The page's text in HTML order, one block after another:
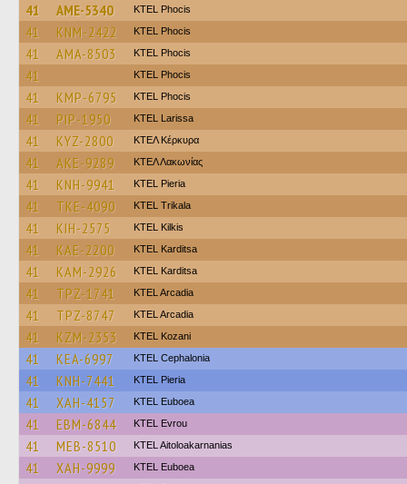
41 AME-5340 ΚΤΕL Phocis
41 KNM-2422 ΚΤΕL Phocis
41 AMA-8503 ΚΤΕL Phocis
41 ΚΤΕL Phocis
41 KMP-6795 ΚΤΕL Phocis
41 PIP-1950 KTEL Larissa
41 KYZ-2800 ΚΤΕΛ Κέρκυρα
41 AKE-9289 ΚΤΕΛ Λακωνίας
41 KNH-9941 KTEL Pieria
41 TKE-4090 ΚΤΕL Τrikala
41 KIH-2575 KTEL Kilkis
41 KAE-2200 ΚΤΕL Karditsa
41 KAM-2926 ΚΤΕL Karditsa
41 TPZ-1741 KTEL Arcadia
41 TPZ-8747 KTEL Arcadia
41 KZM-2353 ΚΤΕL Kozani
41 KEA-6997 KTEL Cephalonia
41 KNH-7441 KTEL Pieria
41 XAH-4157 ΚΤΕL Euboea
41 EBM-6844 KTEL Evrou
41 MEB-8510 KTEL Aitoloakarnanias
41 XAH-9999 ΚΤΕL Euboea